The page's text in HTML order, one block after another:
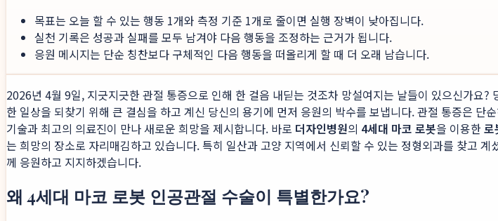
목표는 오늘 할 수 있는 행동 1개와 측정 기준 1개로 줄이면 실행 장벽이 낮아집니다.
실천 기록은 성공과 실패를 모두 남겨야 다음 행동을 조정하는 근거가 됩니다.
응원 메시지는 단순 칭찬보다 구체적인 다음 행동을 떠올리게 할 때 더 오래 남습니다.
2026년 4월 9일, 지긋지긋한 관절 통증으로 인해 한 걸음 내딛는 것조차 망설여지는 날들이 있으신가요
한 일상을 되찾기 위해 큰 결심을 하고 계신 당신의 용기에 먼저 응원의 박수를 보냅니다. 관절 통증은
기술과 최고의 의료진이 만나 새로운 희망을 제시합니다. 바로 더자인병원의 4세대 마코 로봇을 이용한로
는 희망의 장소로 자리매김하고 있습니다. 특히 일산과 고양 지역에서 신뢰할 수 있는 정형외과를 찾고 계
께 응원하고 지지하겠습니다.
왜 4세대 마코 로봇 인공관절 수술이 특별한가요?